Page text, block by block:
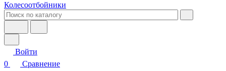
Колесоотбойники
Войти
0
Сравнение